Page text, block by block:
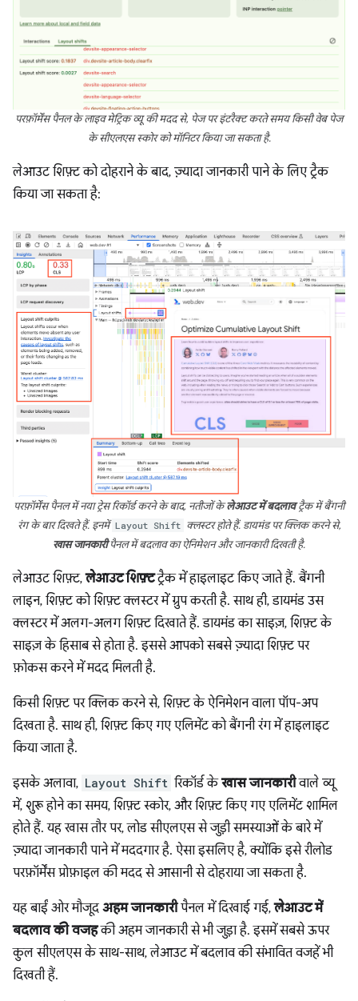
परफ़ॉर्मेंस पैनल के लाइव मेट्रिक व्यू की मदद से, पेज पर इंटरैक्ट करते समय किसी वेब पेज
के सीएलएस स्कोर को मॉनिटर किया जा सकता है.
लेआउट शिफ़्ट को दोहराने के बाद, ज़्यादा जानकारी पाने के लिए ट्रैक
किया जा सकता है:
परफ़ॉर्मेंस पैनल में नया ट्रेस रिकॉर्ड करने के बाद, नतीजों केलेआउट में बदलावट्रैक में बैंगनी
रंग के बार दिखते हैं. इनमें Layout Shift क्लस्टर होते हैं. डायमंड पर क्लिक करने से,
खास जानकारीपैनल में बदलाव का ऐनिमेशन और जानकारी दिखती है.
लेआउट शिफ़्ट,लेआउट शिफ़्टट्रैक में हाइलाइट किए जाते हैं. बैंगनी
लाइन, शिफ़्ट को शिफ़्ट क्लस्टर में ग्रुप करती है. साथ ही, डायमंड उस
क्लस्टर में अलग-अलग शिफ़्ट दिखाते हैं. डायमंड का साइज़, शिफ़्ट के
साइज़ के हिसाब से होता है. इससे आपको सबसे ज़्यादा शिफ़्ट पर
फ़ोकस करने में मदद मिलती है.
किसी शिफ़्ट पर क्लिक करने से, शिफ़्ट के ऐनिमेशन वाला पॉप-अप
दिखता है. साथ ही, शिफ़्ट किए गए एलिमेंट को बैंगनी रंग में हाइलाइट
किया जाता है.
इसके अलावा, Layout Shift रिकॉर्ड केखास जानकारीवाले व्यू
में, शुरू होने का समय, शिफ़्ट स्कोर, और शिफ़्ट किए गए एलिमेंट शामिल
होते हैं. यह खास तौर पर, लोड सीएलएस से जुड़ी समस्याओं के बारे में
ज़्यादा जानकारी पाने में मददगार है. ऐसा इसलिए है, क्योंकि इसे रीलोड
परफ़ॉर्मेंस प्रोफ़ाइल की मदद से आसानी से दोहराया जा सकता है.
यह बाईं ओर मौजूद अहम जानकारीपैनल में दिखाई गई,लेआउट में
बदलाव की वजहकी अहम जानकारी से भी जुड़ा है. इसमें सबसे ऊपर
कुल सीएलएस के साथ-साथ, लेआउट में बदलाव की संभावित वजहें भी
दिखती हैं.